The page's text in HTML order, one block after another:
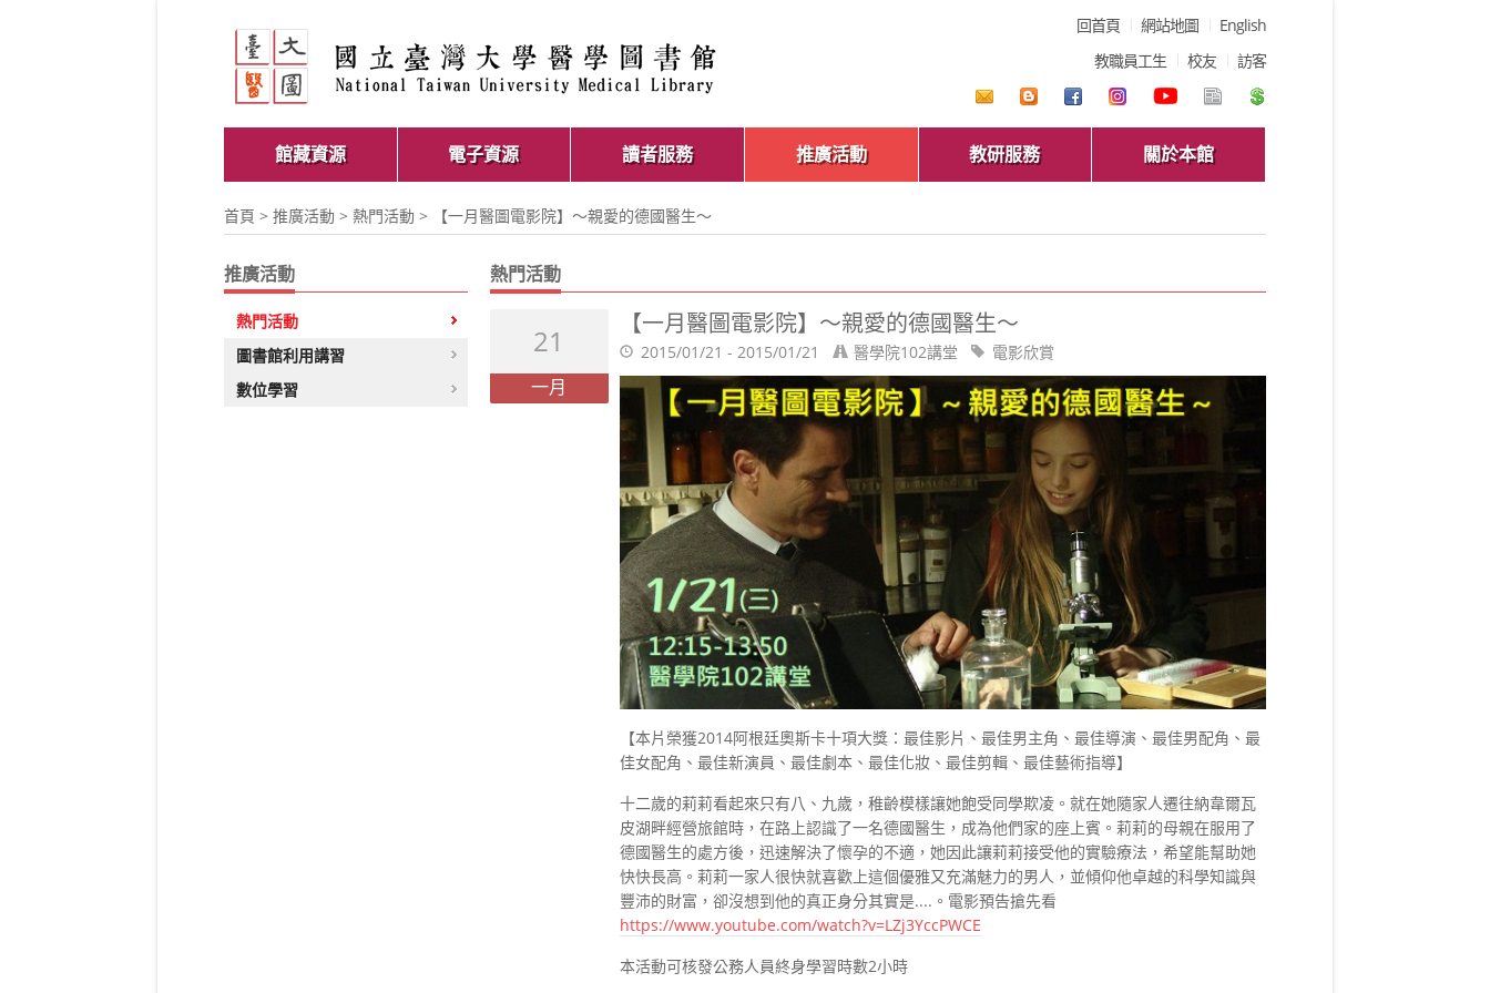
回首頁 網站地圖
English
教職員工生
校友 訪客
館藏資源 電子資源 讀者服務 推廣活動 教研服務 關於本館
首頁 > 推廣活動 > 熱門活動 > 【一月醫圖電影院】～親愛的德國醫生～
推廣活動
熱門活動
圖書館利用講習
數位學習
熱門活動
21
一月
【一月醫圖電影院】～親愛的德國醫生～
2015/01/21 - 2015/01/21 醫學院102講堂 電影欣賞
【本片榮獲2014阿根廷奧斯卡十項大獎：最佳影片、最佳男主角、最佳導演、最佳男配角、最
佳女配角、最佳新演員、最佳劇本、最佳化妝、最佳剪輯、最佳藝術指導】
十二歲的莉莉看起來只有八、九歲，稚齡模樣讓她飽受同學欺凌。就在她隨家人遷往納韋爾瓦
皮湖畔經營旅館時，在路上認識了一名德國醫生，成為他們家的座上賓。莉莉的母親在服用了
德國醫生的處方後，迅速解決了懷孕的不適，她因此讓莉莉接受他的實驗療法，希望能幫助她
快快長高。莉莉一家人很快就喜歡上這個優雅又充滿魅力的男人，並傾仰他卓越的科學知識與
豐沛的財富，卻沒想到他的真正身分其實是....。電影預告搶先看
https://www.youtube.com/watch?v=LZj3YccPWCE
本活動可核發公務人員終身學習時數2小時